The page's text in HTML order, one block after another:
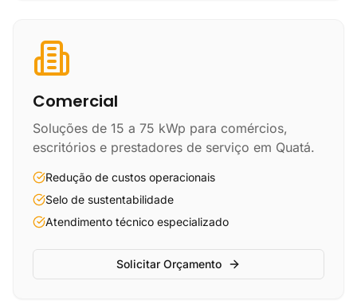
Comercial
Soluções de 15 a 75 kWp para comércios,
escritórios e prestadores de serviço em Quatá.
Redução de custos operacionais
Selo de sustentabilidade
Atendimento técnico especializado
Solicitar Orçamento